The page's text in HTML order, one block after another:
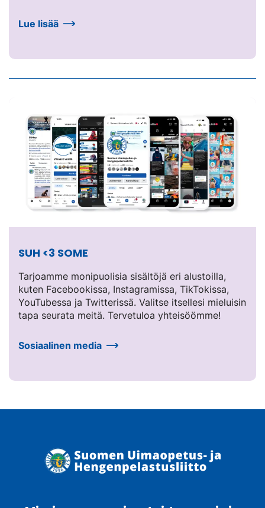
Lue lisää
SUH <3 SOME
Tarjoamme monipuolisia sisältöjä eri alustoilla,
kuten Facebookissa, Instagramissa, TikTokissa,
YouTubessa ja Twitterissä. Valitse itsellesi mieluisin
tapa seurata meitä. Tervetuloa yhteisöömme!
Sosiaalinen media